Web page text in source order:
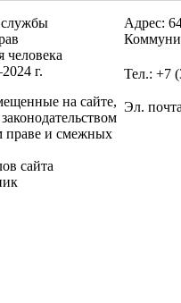
службы
человека
г.
на сайте,
праве и смежных
сайта
Адрес:
Тел.: +7
Эл.